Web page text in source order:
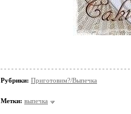
Рубрики: Приготовим?/Выпечка
Метки: выпечка